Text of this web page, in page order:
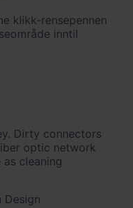
klikk-rensepennen
inntil
Dirty connectors
optic network
cleaning
Design